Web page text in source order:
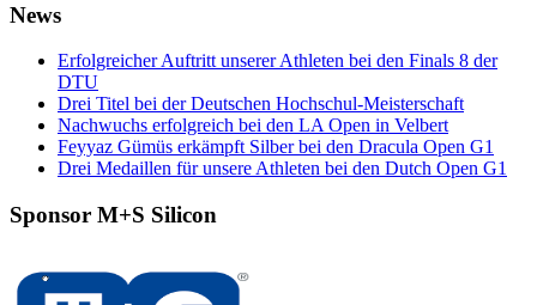
News
Erfolgreicher Auftritt unserer Athleten bei den Finals 8 der
DTU
Drei Titel bei der Deutschen Hochschul-Meisterschaft
Nachwuchs erfolgreich bei den LA Open in Velbert
Feyyaz Gümüs erkämpft Silber bei den Dracula Open G1
Drei Medaillen für unsere Athleten bei den Dutch Open G1
Sponsor M+S Silicon